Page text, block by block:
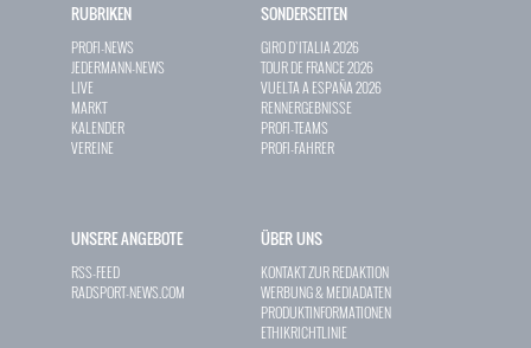
RUBRIKEN
PROFI-NEWS
JEDERMANN-NEWS
LIVE
MARKT
KALENDER
VEREINE
SONDERSEITEN
GIRO D`ITALIA 2026
TOUR DE FRANCE 2026
VUELTA A ESPAÑA 2026
RENNERGEBNISSE
PROFI-TEAMS
PROFI-FAHRER
UNSERE ANGEBOTE
RSS-FEED
RADSPORT-NEWS.COM
ÜBER UNS
KONTAKT ZUR REDAKTION
WERBUNG & MEDIADATEN
PRODUKTINFORMATIONEN
ETHIKRICHTLINIE